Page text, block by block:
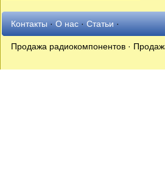
Контакты·О нас·Статьи·
Продажа радиокомпонентов ·